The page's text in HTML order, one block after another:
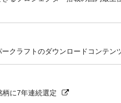
クラフトのダウンロードコンテン
柄に7年連続選定